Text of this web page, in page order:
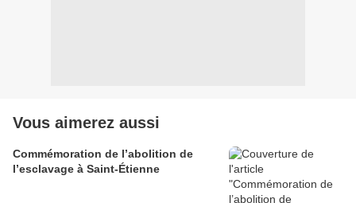
Vous aimerez aussi
Commémoration de l’abolition de
l’esclavage à Saint-Étienne